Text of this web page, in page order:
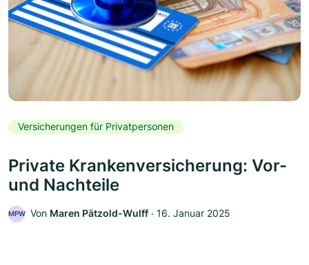
Versicherungen für Privatpersonen
Private Krankenversicherung: Vor-
und Nachteile
MPW Von Maren Pätzold-Wulff ‧ 16. Januar 2025